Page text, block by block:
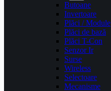
Butoane
Invertoare
Plăci / Module
Plăci de bază
Plăci T-Con
Senzor Ir
Surse
Wireless
Selectoare
Mecanisme